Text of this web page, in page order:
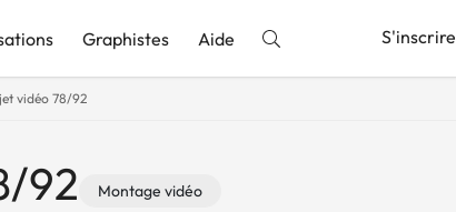
Graphistes Aide S'inscrire
vidéo 78/92
92 Montage vidéo